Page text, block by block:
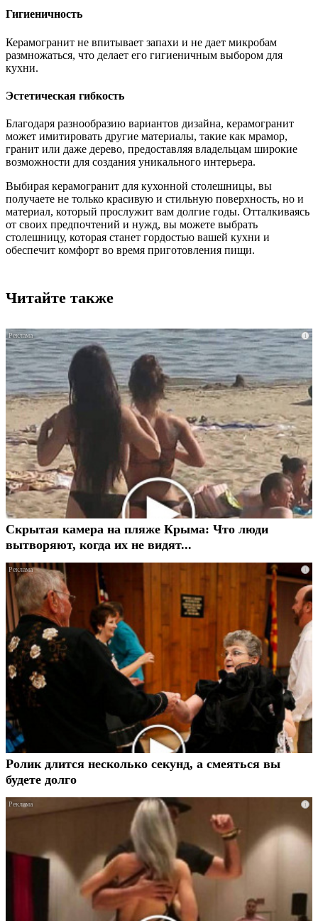
Гигиеничность
Керамогранит не впитывает запахи и не дает микробам
размножаться, что делает его гигиеничным выбором для
кухни.
Эстетическая гибкость
Благодаря разнообразию вариантов дизайна, керамогранит
может имитировать другие материалы, такие как мрамор,
гранит или даже дерево, предоставляя владельцам широкие
возможности для создания уникального интерьера.
Выбирая керамогранит для кухонной столешницы, вы
получаете не только красивую и стильную поверхность, но и
материал, который прослужит вам долгие годы. Отталкиваясь
от своих предпочтений и нужд, вы можете выбрать
столешницу, которая станет гордостью вашей кухни и
обеспечит комфорт во время приготовления пищи.
Читайте также
i
Скрытая камера на пляже Крыма: Что люди
вытворяют, когда их не видят...
i
Ролик длится несколько секунд, а смеяться вы
будете долго
i